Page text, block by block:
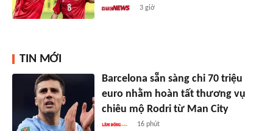
3 giờ
TIN MỚI
Barcelona sẵn sàng chi 70 triệu
euro nhằm hoàn tất thương vụ
chiêu mộ Rodri từ Man City
16 phút